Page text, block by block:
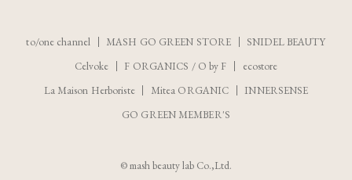
to/one channel MASH GO GREEN STORE
SNIDEL BEAUTY
Celvoke
F ORGANICS / O by F
ecostore
La Maison Herboriste
Mitea ORGANIC
INNERSENSE
GO GREEN MEMBER'S
© mash beauty lab Co.,Ltd.